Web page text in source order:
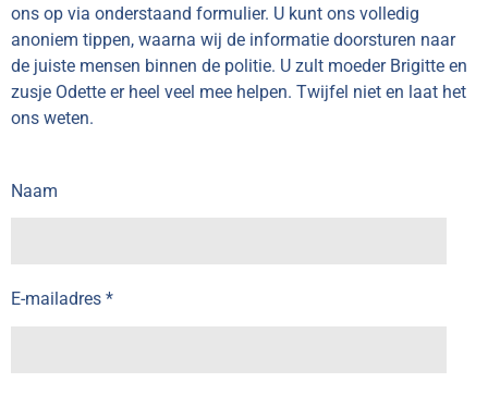
ons op via onderstaand formulier. U kunt ons volledig
anoniem tippen, waarna wij de informatie doorsturen naar
de juiste mensen binnen de politie. U zult moeder Brigitte en
zusje Odette er heel veel mee helpen. Twijfel niet en laat het
ons weten.
Naam
E-mailadres *